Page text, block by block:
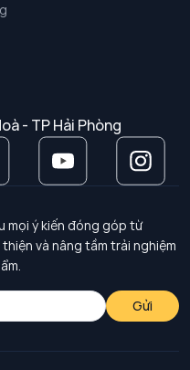
- TP Hải Phòng
mọi ý kiến đóng góp từ
và nâng tầm trải nghiệm
Gửi